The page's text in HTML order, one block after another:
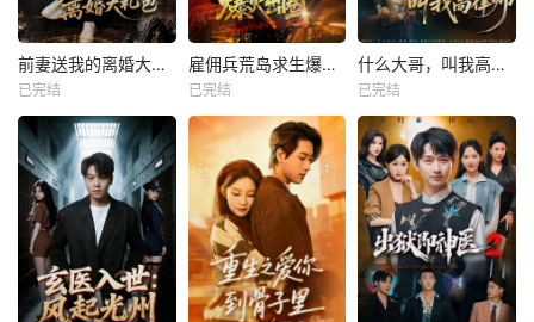
前妻送我的离婚大礼包
已完结
雇佣兵荒岛求生爆火出圈第二季
已完结
什么大哥，叫我高律师
已完结